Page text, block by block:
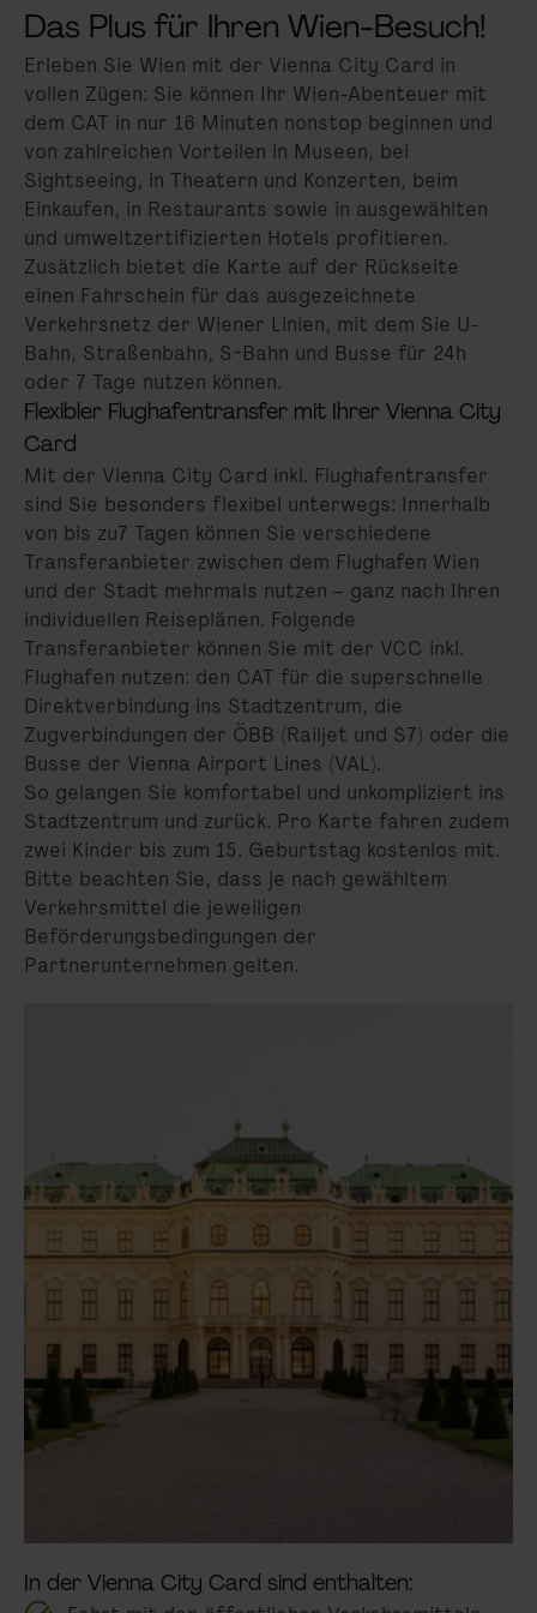
Das Plus für Ihren Wien-Besuch!
Erleben Sie Wien mit der Vienna City Card in
vollen Zügen: Sie können Ihr Wien-Abenteuer mit
dem CAT in nur 16 Minuten nonstop beginnen und
von zahlreichen Vorteilen in Museen, bei
Sightseeing, in Theatern und Konzerten, beim
Einkaufen, in Restaurants sowie in ausgewählten
und umweltzertifizierten Hotels profitieren.
Zusätzlich bietet die Karte auf der Rückseite
einen Fahrschein für das ausgezeichnete
Verkehrsnetz der Wiener Linien, mit dem Sie U-
Bahn, Straßenbahn, S-Bahn und Busse für 24h
oder 7 Tage nutzen können.
Flexibler Flughafentransfer mit Ihrer Vienna City
Card
Mit der Vienna City Card inkl. Flughafentransfer
sind Sie besonders flexibel unterwegs: Innerhalb
von bis zu7 Tagen können Sie verschiedene
Transferanbieter zwischen dem Flughafen Wien
und der Stadt mehrmals nutzen – ganz nach Ihren
individuellen Reiseplänen. Folgende
Transferanbieter können Sie mit der VCC inkl.
Flughafen nutzen: den CAT für die superschnelle
Direktverbindung ins Stadtzentrum, die
Zugverbindungen der ÖBB (Railjet und S7) oder die
Busse der Vienna Airport Lines (VAL).
So gelangen Sie komfortabel und unkompliziert ins
Stadtzentrum und zurück. Pro Karte fahren zudem
zwei Kinder bis zum 15. Geburtstag kostenlos mit.
Bitte beachten Sie, dass je nach gewähltem
Verkehrsmittel die jeweiligen
Beförderungsbedingungen der
Partnerunternehmen gelten.
In der Vienna City Card sind enthalten: